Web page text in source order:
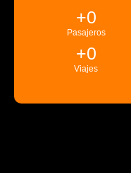
Pasajeros
+0
Viajes
+0